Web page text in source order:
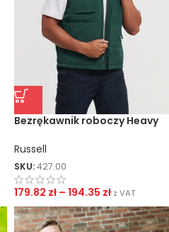
Bezrękawnik roboczy Heavy
Russell
SKU:427.00
179.82 zł – 194.35 zł z VAT